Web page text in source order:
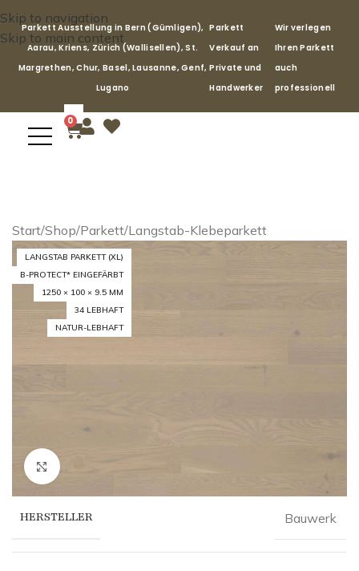
Skip to navigation
Skip to main content
Parkett Ausstellung in Bern (Gümligen),
Aarau, Kriens, Zürich (Wallisellen), St.
Margrethen, Chur, Basel, Lausanne, Genf,
Lugano
Parkett
Verkauf an
Private und
Handwerker
Wir verlegen
Ihren Parkett
auch
professionell
0
Start/Shop/Parkett/Langstab-Klebeparkett
LANGSTAB PARKETT (XL)
B-PROTECT* EINGEFÄRBT
1250 × 100 × 9.5 MM
34 LEBHAFT
NATUR-LEBHAFT
Click to enlarge
HERSTELLER Bauwerk